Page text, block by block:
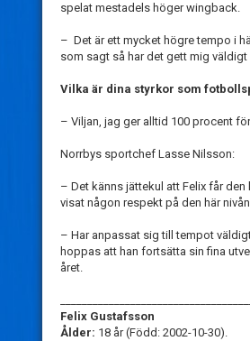
spelat mestadels höger wingback.
– Det är ett mycket högre tempo i
som sagt så har det gett mig väldigt
Vilka är dina styrkor som
– Viljan, jag ger alltid 100 procent
Norrbys sportchef Lasse Nilsson:
– Det känns jättekul att Felix får
visat någon respekt på den här
– Har anpassat sig till tempot
hoppas att han fortsätta sin fina
året.
Felix Gustafsson
Ålder: 18 år (Född: 2002-10-30).